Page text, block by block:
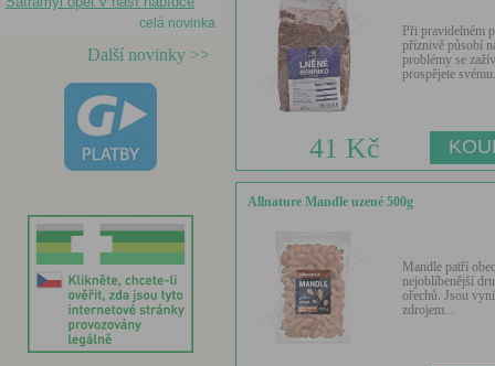
celá novinka
Další novinky >>
Při pravidelném
příznivě působí
problémy se
prospějete
41 Kč
Allnature Mandle uzené 500g
Mandle patří
nejoblíbenější
ořechů. Jsou
zdrojem...